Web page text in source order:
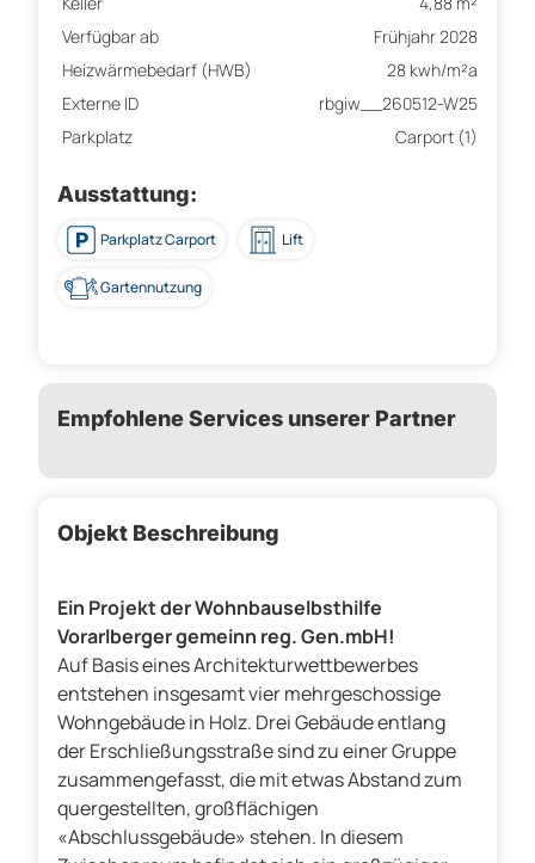
Verfügbar ab
Frühjahr 2028
Heizwärmebedarf (HWB)
28 kwh/m²a
Externe ID
rbgiw__260512-W25
Parkplatz
Carport (1)
Ausstattung:
Parkplatz Carport Lift
Gartennutzung
Empfohlene Services unserer Partner
Objekt Beschreibung
Ein Projekt der Wohnbauselbsthilfe
Vorarlberger gemeinn reg. Gen.mbH!
Auf Basis eines Architekturwettbewerbes
entstehen insgesamt vier mehrgeschossige
Wohngebäude in Holz. Drei Gebäude entlang
der Erschließungsstraße sind zu einer Gruppe
zusammengefasst, die mit etwas Abstand zum
quergestellten, großflächigen
«Abschlussgebäude» stehen. In diesem